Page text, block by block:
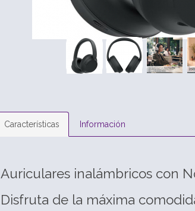
Características Información
Auriculares inalámbricos con
Disfruta de la máxima